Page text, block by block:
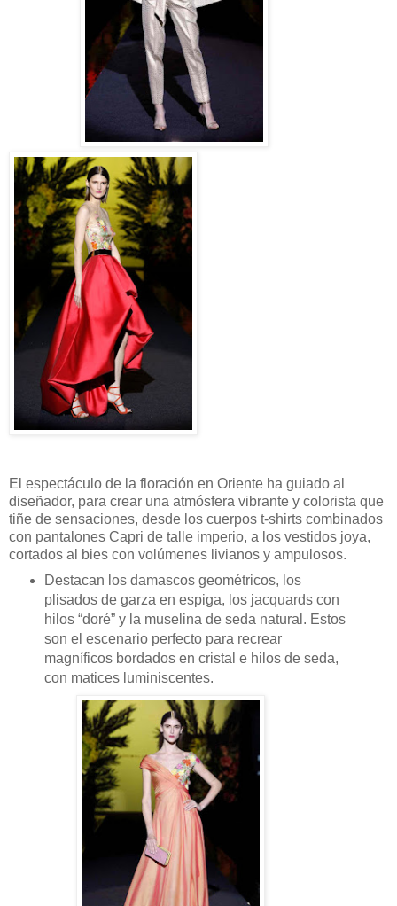
El espectáculo de la floración en Oriente ha guiado al
diseñador, para crear una atmósfera vibrante y colorista que
tiñe de sensaciones, desde los cuerpos t-shirts combinados
con pantalones Capri de talle imperio, a los vestidos joya,
cortados al bies con volúmenes livianos y ampulosos.
Destacan los damascos geométricos, los
plisados de garza en espiga, los jacquards con
hilos “doré” y la muselina de seda natural. Estos
son el escenario perfecto para recrear
magníficos bordados en cristal e hilos de seda,
con matices luminiscentes.